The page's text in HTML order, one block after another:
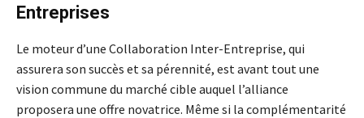
Entreprises
Le moteur d’une Collaboration Inter-Entreprise, qui
assurera son succès et sa pérennité, est avant tout une
vision commune du marché cible auquel l’alliance
proposera une offre novatrice. Même si la complémentarité